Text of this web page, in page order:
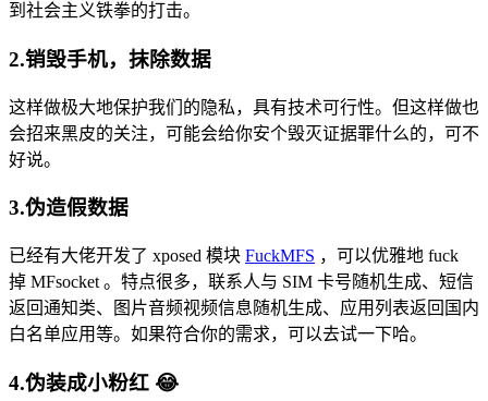
到社会主义铁拳的打击。
2.销毁手机，抹除数据
这样做极大地保护我们的隐私，具有技术可行性。但这样做也
会招来黑皮的关注，可能会给你安个毁灭证据罪什么的，可不
好说。
3.伪造假数据
已经有大佬开发了 xposed 模块 FuckMFS ，可以优雅地 fuck
掉 MFsocket 。特点很多，联系人与 SIM 卡号随机生成、短信
返回通知类、图片音频视频信息随机生成、应用列表返回国内
白名单应用等。如果符合你的需求，可以去试一下哈。
4.伪装成小粉红 😂